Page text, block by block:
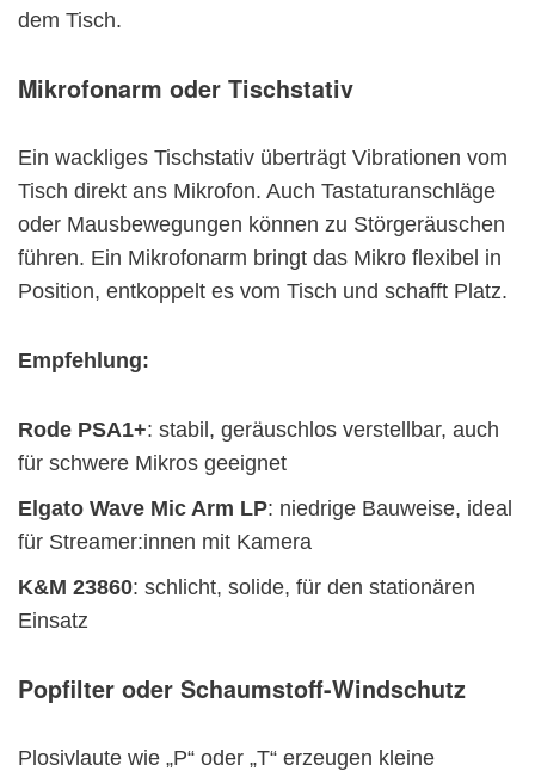
dem Tisch.
Mikrofonarm oder Tischstativ
Ein wackliges Tischstativ überträgt Vibrationen vom
Tisch direkt ans Mikrofon. Auch Tastaturanschläge
oder Mausbewegungen können zu Störgeräuschen
führen. Ein Mikrofonarm bringt das Mikro flexibel in
Position, entkoppelt es vom Tisch und schafft Platz.
Empfehlung:
Rode PSA1+: stabil, geräuschlos verstellbar, auch
für schwere Mikros geeignet
Elgato Wave Mic Arm LP: niedrige Bauweise, ideal
für Streamer:innen mit Kamera
K&M 23860: schlicht, solide, für den stationären
Einsatz
Popfilter oder Schaumstoff-Windschutz
Plosivlaute wie „P“ oder „T“ erzeugen kleine